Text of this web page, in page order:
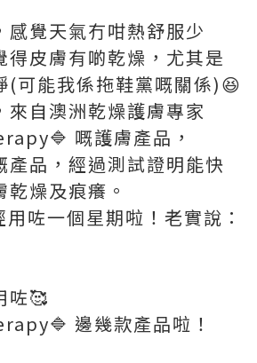
感覺天氣冇咁熱舒服少
得皮膚有啲乾燥，尤其是
(可能我係拖鞋黨嘅關係)😆
來自澳洲乾燥護膚專家
嘅護膚產品，
產品，經過測試證明能快
燥及痕癢。
咗一個星期啦！老實說：
咗🥰
邊幾款產品啦！